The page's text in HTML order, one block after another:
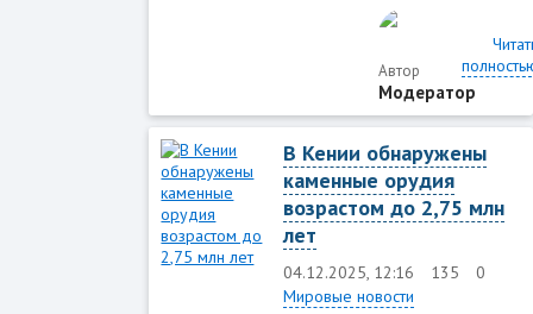
Автор
Модератор
В Кении обнаружены
каменные орудия
возрастом до 2,75 млн
лет
04.12.2025, 12:16 135
0
Мировые новости